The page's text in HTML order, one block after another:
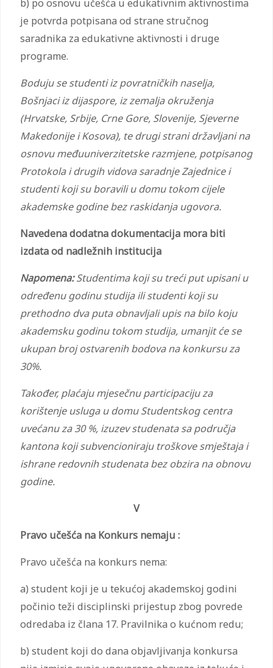
b) po osnovu učešća u edukativnim aktivnostima
je potvrda potpisana od strane stručnog
saradnika za edukativne aktivnosti i druge
programe.
Boduju se studenti iz povratničkih naselja,
Bošnjaci iz dijaspore, iz zemalja okruženja
(Hrvatske, Srbije, Crne Gore, Slovenije, Sjeverne
Makedonije i Kosova), te drugi strani državljani na
osnovu međuuniverzitetske razmjene, potpisanog
Protokola i drugih vidova saradnje Zajednice i
studenti koji su boravili u domu tokom cijele
akademske godine bez raskidanja ugovora.
Navedena dodatna dokumentacija mora biti
izdata od nadležnih institucija
Napomena:Studentima koji su treći put upisani u
određenu godinu studija ili studenti koji su
prethodno dva puta obnavljali upis na bilo koju
akademsku godinu tokom studija, umanjit će se
ukupan broj ostvarenih bodova na konkursu za
30%.
Također, plaćaju mjesečnu participaciju za
korištenje usluga u domu Studentskog centra
uvećanu za 30 %, izuzev studenata sa područja
kantona koji subvencioniraju troškove smještaja i
ishrane redovnih studenata bez obzira na obnovu
godine.
V
Pravo učešća na Konkurs nemaju :
Pravo učešća na konkurs nema:
a) student koji je u tekućoj akademskoj godini
počinio teži disciplinski prijestup zbog povrede
odredaba iz člana 17. Pravilnika o kućnom redu;
b) student koji do dana objavljivanja konkursa